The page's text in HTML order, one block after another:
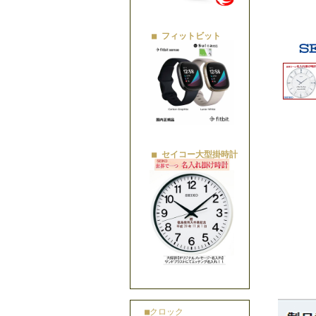
■ フィットビット
■ セイコー大型掛時計
■クロック